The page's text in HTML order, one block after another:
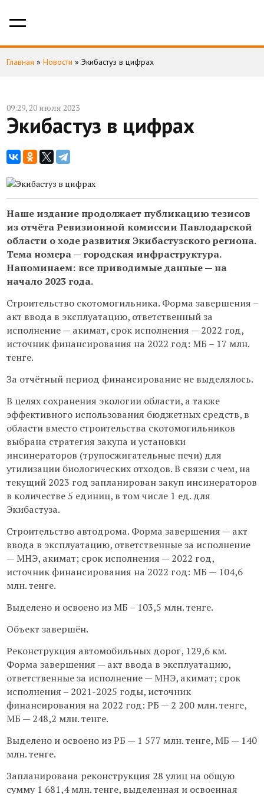
Главная » Новости » Экибастуз в цифрах
09:29, 20 июля 2023
Экибастуз в цифрах
Наше издание продолжает публикацию тезисов
из отчёта Ревизионной комиссии Павлодарской
области о ходе развития Экибастузского региона.
Тема номера — городская инфраструктура.
Напоминаем: все приводимые данные — на
начало 2023 года.
Строительство скотомогильника. Форма завершения –
акт ввода в эксплуатацию, ответственный за
исполнение — акимат, срок исполнения — 2022 год,
источник финансирования на 2022 год: МБ – 17 млн.
тенге.
За отчётный период финансирование не выделялось.
В целях сохранения экологии области, а также
эффективного использования бюджетных средств, в
области вместо строительства скотомогильников
выбрана стратегия закупа и установки
инсинераторов (трупосжигательные печи) для
утилизации биологических отходов. В связи с чем, на
текущий 2023 год запланирован закуп инсинераторов
в количестве 5 единиц, в том числе 1 ед. для
Экибастуза.
Строительство автодрома. Форма завершения — акт
ввода в эксплуатацию, ответственные за исполнение
— МНЭ, акимат; срок исполнения — 2022 год,
источник финансирования на 2022 год: МБ — 104,6
млн. тенге.
Выделено и освоено из МБ – 103,5 млн. тенге.
Объект завершён.
Реконструкция автомобильных дорог, 129,6 км.
Форма завершения — акт ввода в эксплуатацию,
ответственные за исполнение — МНЭ, акимат; срок
исполнения – 2021-2025 годы, источник
финансирования на 2022 год: РБ — 2 200 млн. тенге,
МБ — 248,2 млн. тенге.
Выделено и освоено из РБ — 1 577 млн. тенге, МБ — 140
млн. тенге.
Запланирована реконструкция 28 улиц на общую
сумму 1 681,4 млн. тенге, выделенная и освоенная